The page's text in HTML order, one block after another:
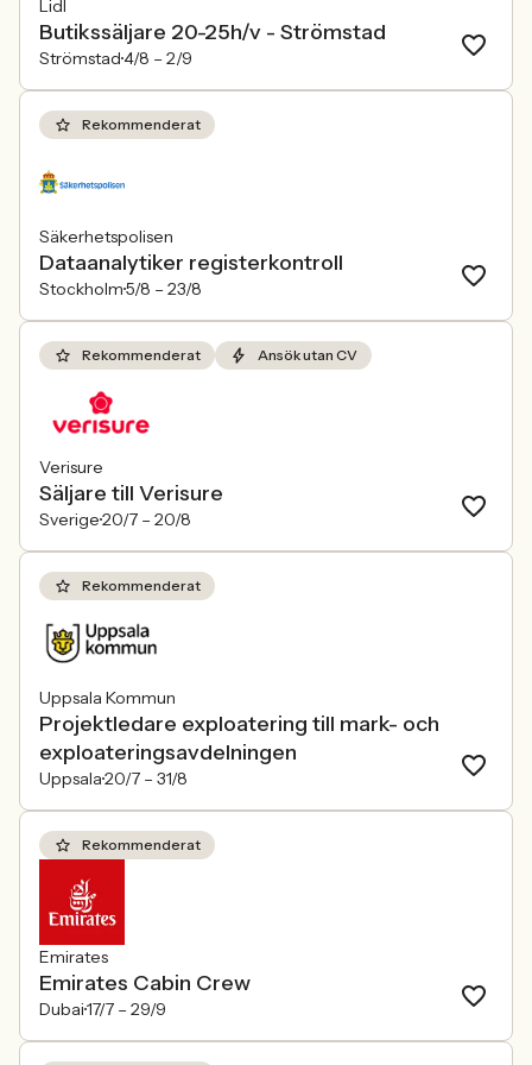
Lidl
Butikssäljare 20-25h/v - Strömstad
Strömstad4/8 – 2/9
Rekommenderat
Säkerhetspolisen
Dataanalytiker registerkontroll
Stockholm5/8 – 23/8
Rekommenderat Ansök utan CV
Verisure
Säljare till Verisure
Sverige20/7 – 20/8
Rekommenderat
Uppsala Kommun
Projektledare exploatering till mark- och
exploateringsavdelningen
Uppsala20/7 – 31/8
Rekommenderat
Emirates
Emirates Cabin Crew
Dubai17/7 – 29/9